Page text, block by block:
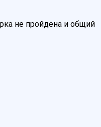
не пройдена и общий